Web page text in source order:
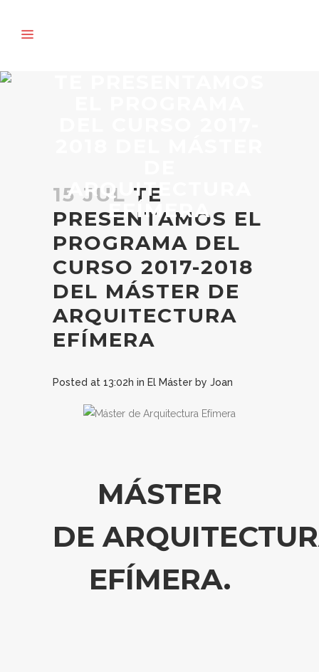
ARQUITECTURA
EFÍMERA
15 JUL TE
PRESENTAMOS EL
PROGRAMA DEL
CURSO 2017-2018
DEL MÁSTER DE
ARQUITECTURA
EFÍMERA
Posted at 13:02h in El Máster by Joan
MÁSTER
DE
EFÍMERA.